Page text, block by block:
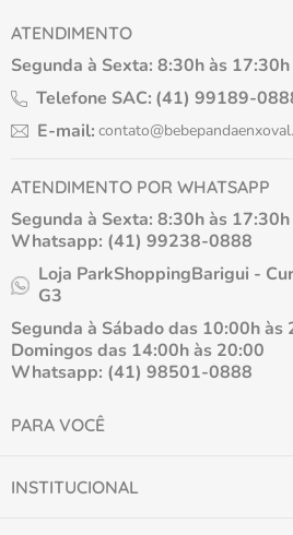
ATENDIMENTO
Segunda à Sexta: 8:30h às 17:30h
Telefone SAC: (41) 99189-
E-mail:
ATENDIMENTO POR WHATSAPP
Segunda à Sexta: 8:30h às 17:30h
Whatsapp: (41) 99238-0888
Loja ParkShoppingBarigui -
G3
Segunda à Sábado das 10:00h às
Domingos das 14:00h às 20:00
Whatsapp: (41) 98501-0888
PARA VOCÊ
INSTITUCIONAL